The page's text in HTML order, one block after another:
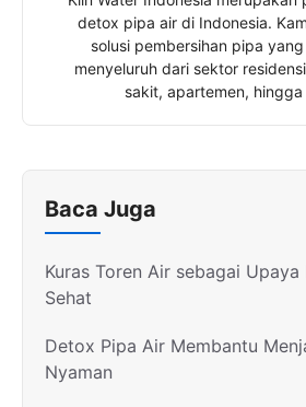
detox pipa air di Indonesia.
solusi pembersihan pipa
menyeluruh dari sektor
sakit, apartemen,
Baca Juga
Kuras Toren Air sebagai
Sehat
Detox Pipa Air Membantu
Nyaman